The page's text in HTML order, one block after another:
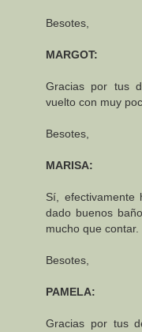
Besotes,
MARGOT:
Gracias por tus
vuelto con muy
Besotes,
MARISA:
Sí, efectivamente
dado buenos
mucho que contar.
Besotes,
PAMELA:
Gracias por tus